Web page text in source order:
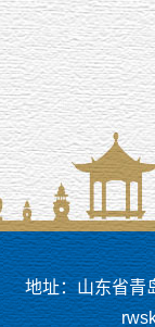
地址：山东省